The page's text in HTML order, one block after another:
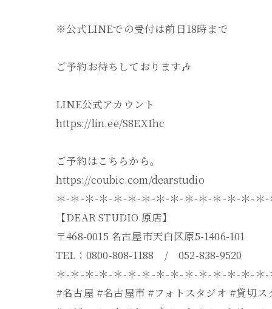
※公式LINEでの受付は前日18時まで
ご予約お待ちしております🎶
LINE公式アカウント
https://lin.ee/S8EXIhc
ご予約はこちらから。
https://coubic.com/dearstudio
＊-＊-＊-＊-＊-＊-＊-＊-＊-＊-＊-＊-＊-＊-＊-
【DEAR STUDIO 原店】
〒468-0015 名古屋市天白区原5-1406-101
TEL：0800-808-1188 / 052-838-9520
＊-＊-＊-＊-＊-＊-＊-＊-＊-＊-＊-＊-＊-＊-＊-
#名古屋 #名古屋市 #フォトスタジオ #貸切ス